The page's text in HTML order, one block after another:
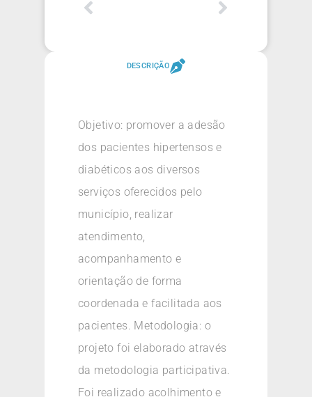
DESCRIÇÃO
Objetivo: promover a adesão
dos pacientes hipertensos e
diabéticos aos diversos
serviços oferecidos pelo
município, realizar
atendimento,
acompanhamento e
orientação de forma
coordenada e facilitada aos
pacientes. Metodologia: o
projeto foi elaborado através
da metodologia participativa.
Foi realizado acolhimento e